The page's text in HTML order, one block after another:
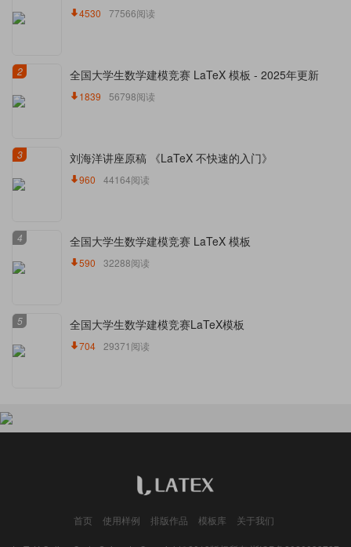
4530 77566阅读
2 全国大学生数学建模竞赛 LaTeX 模板 - 2025年更新
1839 56798阅读
3 刘海洋讲座原稿 《LaTeX 不快速的入门》
960 44164阅读
4 全国大学生数学建模竞赛 LaTeX 模板
590 32288阅读
5 全国大学生数学建模竞赛LaTeX模板
704 29371阅读
首页 使用样例 排版作品 模板库 关于我们